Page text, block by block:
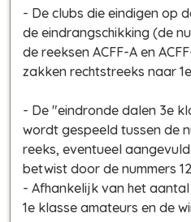
- De clubs die eindigen op
de eindrangschikking (de
de reeksen ACFF-A en
zakken rechtstreeks naar
- De "eindronde dalen 3e
wordt gespeeld tussen de
reeks, eventueel
betwist door de nummers
- Afhankelijk van het
1e klasse amateurs en de